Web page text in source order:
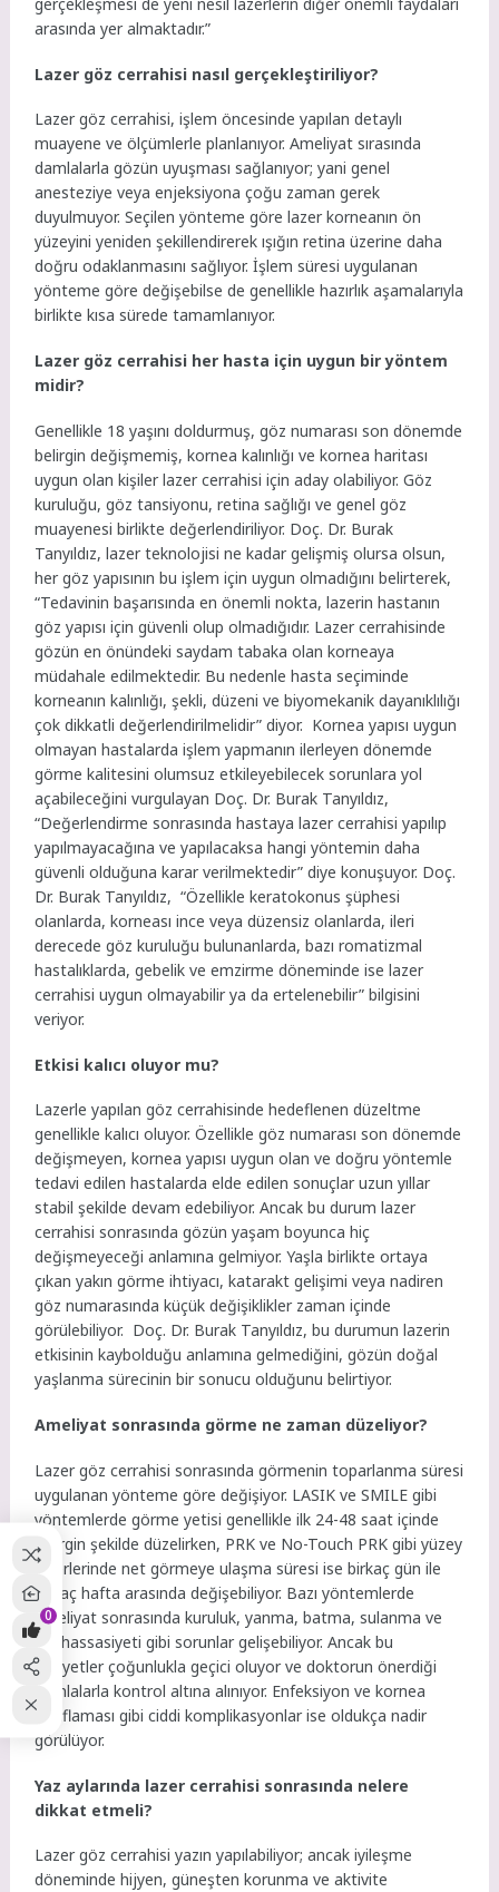
arasında yer almaktadır.”
Lazer göz cerrahisi nasıl gerçekleştiriliyor?
Lazer göz cerrahisi, işlem öncesinde yapılan detaylı
muayene ve ölçümlerle planlanıyor. Ameliyat sırasında
damlalarla gözün uyuşması sağlanıyor; yani genel
anesteziye veya enjeksiyona çoğu zaman gerek
duyulmuyor. Seçilen yönteme göre lazer korneanın ön
yüzeyini yeniden şekillendirerek ışığın retina üzerine daha
doğru odaklanmasını sağlıyor. İşlem süresi uygulanan
yönteme göre değişebilse de genellikle hazırlık aşamalarıyla
birlikte kısa sürede tamamlanıyor.
Lazer göz cerrahisi her hasta için uygun bir yöntem
midir?
Genellikle 18 yaşını doldurmuş, göz numarası son dönemde
belirgin değişmemiş, kornea kalınlığı ve kornea haritası
uygun olan kişiler lazer cerrahisi için aday olabiliyor. Göz
kuruluğu, göz tansiyonu, retina sağlığı ve genel göz
muayenesi birlikte değerlendiriliyor. Doç. Dr. Burak
Tanyıldız, lazer teknolojisi ne kadar gelişmiş olursa olsun,
her göz yapısının bu işlem için uygun olmadığını belirterek,
“Tedavinin başarısında en önemli nokta, lazerin hastanın
göz yapısı için güvenli olup olmadığıdır. Lazer cerrahisinde
gözün en önündeki saydam tabaka olan korneaya
müdahale edilmektedir. Bu nedenle hasta seçiminde
korneanın kalınlığı, şekli, düzeni ve biyomekanik dayanıklılığı
çok dikkatli değerlendirilmelidir” diyor. Kornea yapısı uygun
olmayan hastalarda işlem yapmanın ilerleyen dönemde
görme kalitesini olumsuz etkileyebilecek sorunlara yol
açabileceğini vurgulayan Doç. Dr. Burak Tanyıldız,
“Değerlendirme sonrasında hastaya lazer cerrahisi yapılıp
yapılmayacağına ve yapılacaksa hangi yöntemin daha
güvenli olduğuna karar verilmektedir” diye konuşuyor. Doç.
Dr. Burak Tanyıldız, “Özellikle keratokonus şüphesi
olanlarda, korneası ince veya düzensiz olanlarda, ileri
derecede göz kuruluğu bulunanlarda, bazı romatizmal
hastalıklarda, gebelik ve emzirme döneminde ise lazer
cerrahisi uygun olmayabilir ya da ertelenebilir” bilgisini
veriyor.
Etkisi kalıcı oluyor mu?
Lazerle yapılan göz cerrahisinde hedeflenen düzeltme
genellikle kalıcı oluyor. Özellikle göz numarası son dönemde
değişmeyen, kornea yapısı uygun olan ve doğru yöntemle
tedavi edilen hastalarda elde edilen sonuçlar uzun yıllar
stabil şekilde devam edebiliyor. Ancak bu durum lazer
cerrahisi sonrasında gözün yaşam boyunca hiç
değişmeyeceği anlamına gelmiyor. Yaşla birlikte ortaya
çıkan yakın görme ihtiyacı, katarakt gelişimi veya nadiren
göz numarasında küçük değişiklikler zaman içinde
görülebiliyor. Doç. Dr. Burak Tanyıldız, bu durumun lazerin
etkisinin kaybolduğu anlamına gelmediğini, gözün doğal
yaşlanma sürecinin bir sonucu olduğunu belirtiyor.
Ameliyat sonrasında görme ne zaman düzeliyor?
Lazer göz cerrahisi sonrasında görmenin toparlanma süresi
uygulanan yönteme göre değişiyor. LASIK ve SMILE gibi
yöntemlerde görme yetisi genellikle ilk 24-48 saat içinde
belirgin şekilde düzelirken, PRK ve No-Touch PRK gibi yüzey
lazerlerinde net görmeye ulaşma süresi ise birkaç gün ile
birkaç hafta arasında değişebiliyor. Bazı yöntemlerde
ameliyat sonrasında kuruluk, yanma, batma, sulanma ve
ışık hassasiyeti gibi sorunlar gelişebiliyor. Ancak bu
şikayetler çoğunlukla geçici oluyor ve doktorun önerdiği
damlalarla kontrol altına alınıyor. Enfeksiyon ve kornea
zayıflaması gibi ciddi komplikasyonlar ise oldukça nadir
görülüyor.
Yaz aylarında lazer cerrahisi sonrasında nelere
dikkat etmeli?
Lazer göz cerrahisi yazın yapılabiliyor; ancak iyileşme
döneminde hijyen, güneşten korunma ve aktivite
0